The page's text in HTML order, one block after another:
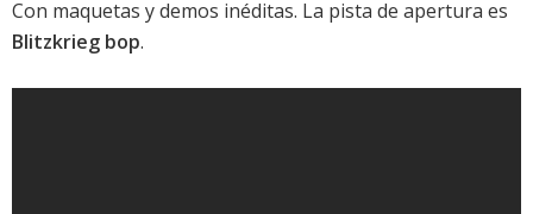
Con maquetas y demos inéditas. La pista de apertura es
Blitzkrieg bop.